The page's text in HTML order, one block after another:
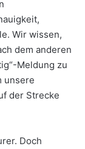
Wir wissen,
dem anderen
Meldung zu
unsere
der Strecke
Doch